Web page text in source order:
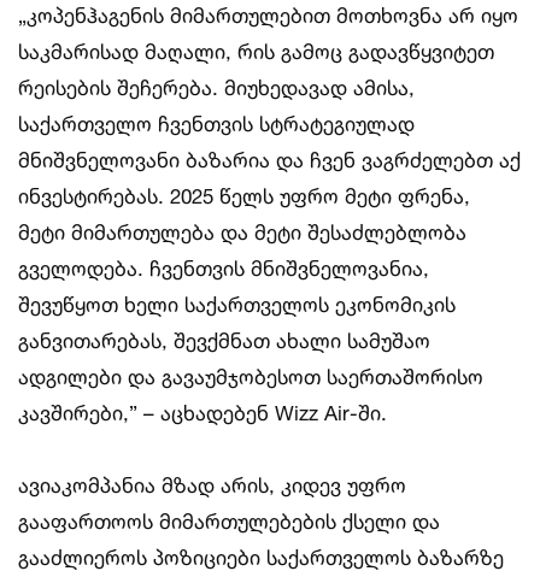
„კოპენჰაგენის მიმართულებით მოთხოვნა არ იყო
საკმარისად მაღალი, რის გამოც გადავწყვიტეთ
რეისების შეჩერება. მიუხედავად ამისა,
საქართველო ჩვენთვის სტრატეგიულად
მნიშვნელოვანი ბაზარია და ჩვენ ვაგრძელებთ აქ
ინვესტირებას. 2025 წელს უფრო მეტი ფრენა,
მეტი მიმართულება და მეტი შესაძლებლობა
გველოდება. ჩვენთვის მნიშვნელოვანია,
შევუწყოთ ხელი საქართველოს ეკონომიკის
განვითარებას, შევქმნათ ახალი სამუშაო
ადგილები და გავაუმჯობესოთ საერთაშორისო
კავშირები,” – აცხადებენ Wizz Air-ში.
ავიაკომპანია მზად არის, კიდევ უფრო
გააფართოოს მიმართულებების ქსელი და
გააძლიეროს პოზიციები საქართველოს ბაზარზე